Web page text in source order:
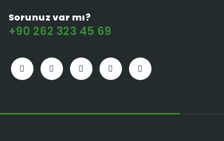
Sorunuz var mı?
+90 262 323 45 69